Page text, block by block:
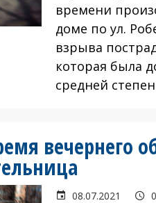
времени
доме по ул.
взрыва
которая была
средней
вечернего
08.07.2021